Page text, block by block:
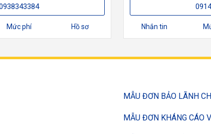
Mức phí Hồ sơ Nhắn tin
MẪU ĐƠN BẢO LÃNH
MẪU ĐƠN KHÁNG CÁO